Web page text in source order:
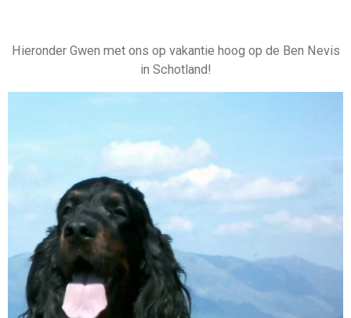
Hieronder Gwen met ons op vakantie hoog op de Ben Nevis
in Schotland!